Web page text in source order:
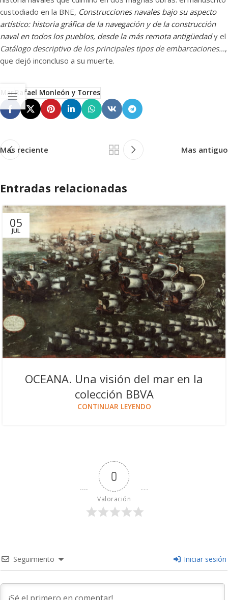
custodiado en la BNE, Construcciones navales bajo su aspecto
artístico: historia gráfica de la navegación y de la construcción
naval en todos los pueblos, desde la más remota antigüedady el
Catálogo descriptivo de los principales tipos de embarcaciones…,
que dejó inconcluso a su muerte.
MarRafael Monleón y Torres
Mas reciente Mas antiguo
Entradas relacionadas
05
JUL
OCEANA. Una visión del mar en la
colección BBVA
CONTINUAR LEYENDO
0
Valoración
Seguimiento Iniciar sesión